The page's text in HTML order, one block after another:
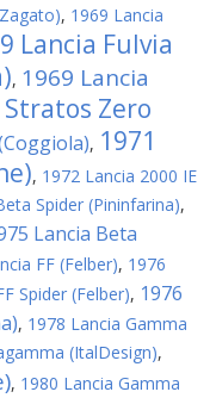
, 1969 Lancia
Lancia Fulvia
, 1969 Lancia
Zero
, 1971
, 1972 Lancia 2000 IE
Spider (Pininfarina),
Lancia Beta
FF (Felber), 1976
Spider (Felber), 1976
, 1978 Lancia Gamma
(ItalDesign),
, 1980 Lancia Gamma